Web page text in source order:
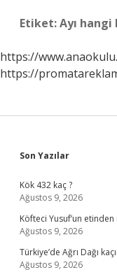
Etiket:Ayı
https://
https://
Sidebar
Son Yazılar
Kök 432 kaç ?
Ağustos 9, 2026
Köfteci Yusuf’un etinden
Ağustos 9, 2026
Türkiye’de Ağrı Dağı
Ağustos 9, 2026